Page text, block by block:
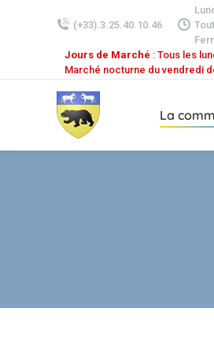
(+33).3.25.40.10.46
Jours de Marché : Tous les
Marché nocturne du vendredi
La